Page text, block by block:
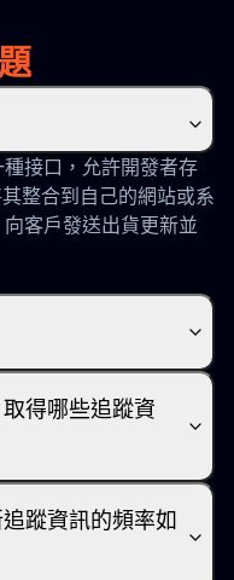
種接口，允許開發者存
整合到自己的網站或系
客戶發送出貨更新並
取得哪些追蹤資
蹤資訊的頻率如